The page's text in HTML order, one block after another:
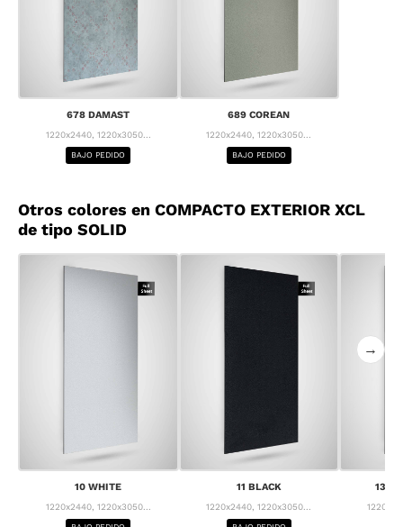
678 DAMAST
1220x2440, 1220x3050...
BAJO PEDIDO
689 COREAN
1220x2440, 1220x3050...
BAJO PEDIDO
Otros colores en COMPACTO EXTERIOR XCL
de tipo SOLID
10 WHITE
1220x2440, 1220x3050...
11 BLACK
1220x2440, 1220x3050...
13
→